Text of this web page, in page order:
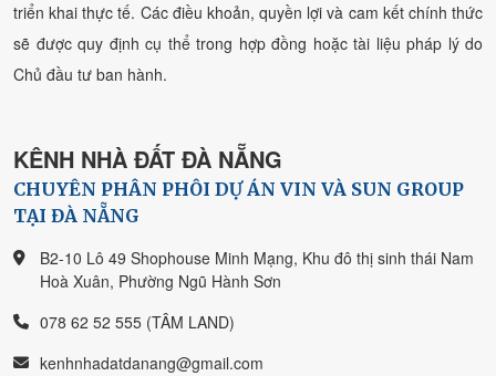
triển khai thực tế. Các điều khoản, quyền lợi và cam kết chính thức
sẽ được quy định cụ thể trong hợp đồng hoặc tài liệu pháp lý do
Chủ đầu tư ban hành.
KÊNH NHÀ ĐẤT ĐÀ NẴNG
CHUYÊN PHÂN PHÔI DỰ ÁN VIN VÀ SUN GROUP
TẠI ĐÀ NẴNG
B2-10 Lô 49 Shophouse Minh Mạng, Khu đô thị sinh thái Nam
Hoà Xuân, Phường Ngũ Hành Sơn
078 62 52 555 (TÂM LAND)
kenhnhadatdanang@gmail.com